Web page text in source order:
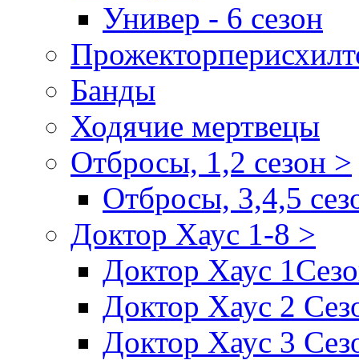
Универ - 6 сезон
Банды
Ходячие мертвецы
Отбросы, 1,2 сезон >
Отбросы, 3,4,5
Доктор Хаус 1-8 >
Доктор Хаус
Доктор Хаус 2
Доктор Хаус 3